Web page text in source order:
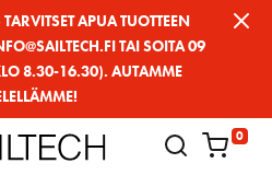
APUA TUOTTEEN
TAI SOITA 09
8.30-16.30). AUTAMME
0